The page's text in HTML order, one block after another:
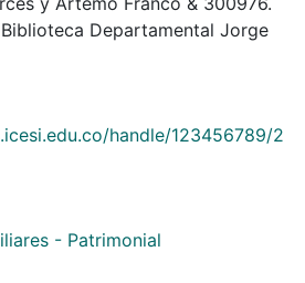
Biblioteca Departamental Jorge
handle/123456789/2
- Patrimonial